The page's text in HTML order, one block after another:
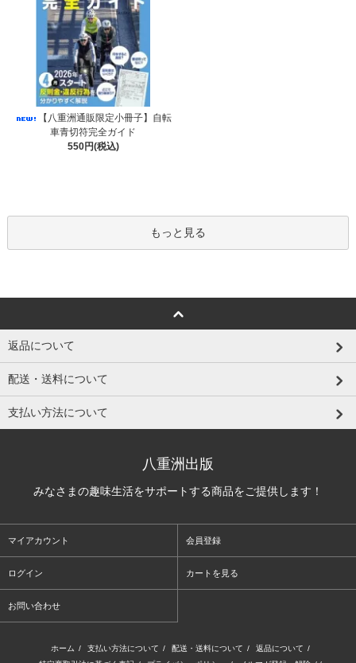
【八重洲通販限定小冊子】自転
車青切符完全ガイド
550円(税込)
もっと見る
返品について
配送・送料について
支払い方法について
八重洲出版
みなさまの趣味生活をサポートする商品をご提供します！
マイアカウント 会員登録
ログイン カートを見る
お問い合わせ
ホーム / 支払い方法について / 配送・送料について / 返品について /